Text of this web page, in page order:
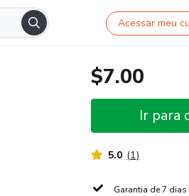
Acessar meu
$7.00
Ir para
5.0 (1)
Garantia de 7 dias